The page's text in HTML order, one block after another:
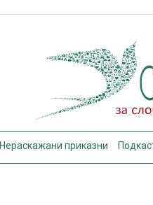
Нераскажани приказни